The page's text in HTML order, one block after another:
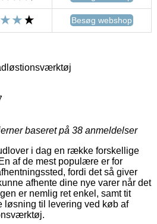
Besøg webshop
baseret på 38 anmeldelser
i dag en række forskellige
af de mest populære er for
fordi det så giver
afhente dine nye varer når det
er nemlig ret enkel, samt tit
løsning til levering ved køb af